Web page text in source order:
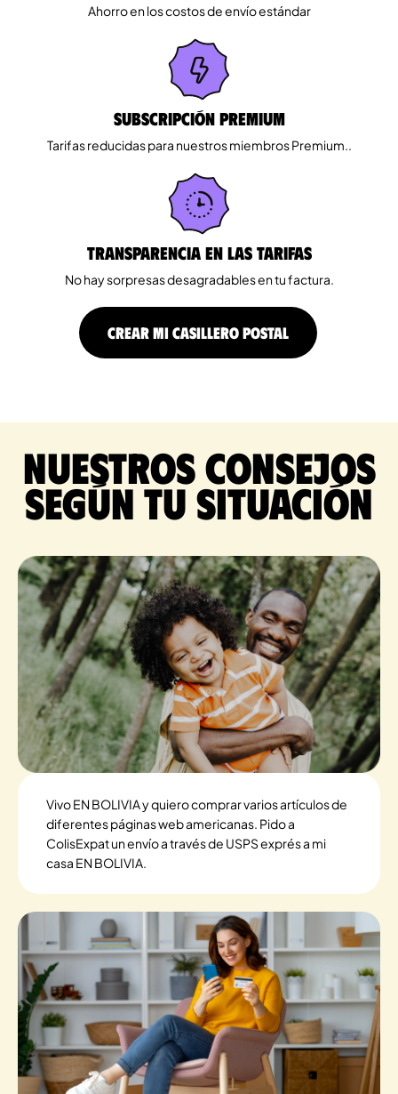
Ahorro en los costos de envío estándar
Subscripción Premium
Tarifas reducidas para nuestros miembros Premium..
Transparencia en las tarifas
No hay sorpresas desagradables en tu factura.
CREAR MI CASILLERO POSTAL
Nuestros consejos
según tu situación
Vivo EN BOLIVIA y quiero comprar varios artículos de
diferentes páginas web americanas. Pido a
ColisExpat un envío a través de USPS exprés a mi
casa EN BOLIVIA.